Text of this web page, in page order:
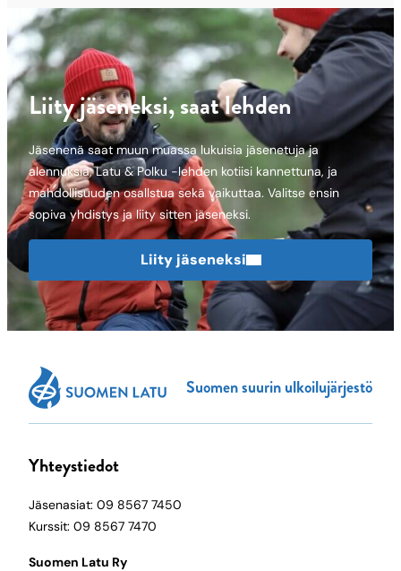
Liity jäseneksi, saat lehden
Jäsenenä saat muun muassa lukuisia jäsenetuja ja
alennuksia, Latu & Polku -lehden kotiisi kannettuna, ja
mahdollisuuden osallstua sekä vaikuttaa. Valitse ensin
sopiva yhdistys ja liity sitten jäseneksi.
Liity jäseneksi
Suomen suurin ulkoilujärjestö
Yhteystiedot
Jäsenasiat: 09 8567 7450
Kurssit: 09 8567 7470
Suomen Latu Ry